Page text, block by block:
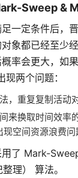
Sweep &
一定条件后，
象都已经至少
率会更大，如
两个问题：
，重复复制活动
来换取时间效率
空间资源浪费问
了 Mark-
理） 算法。